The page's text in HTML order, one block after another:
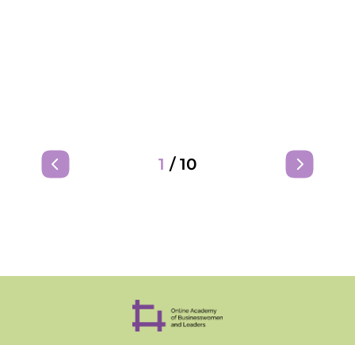
1 / 10